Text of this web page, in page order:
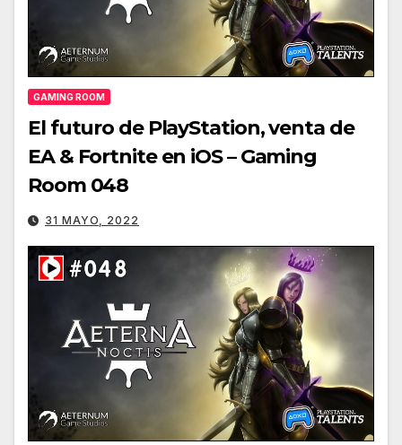
GAMING ROOM
El futuro de PlayStation, venta de
EA & Fortnite en iOS – Gaming
Room 048
31 MAYO, 2022